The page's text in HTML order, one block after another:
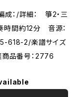
成：/詳細： 箏2・三
間約12分 音源：
618-2/楽譜サイズ
品番号：2776